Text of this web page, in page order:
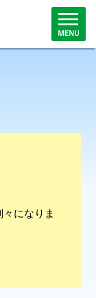
になりま